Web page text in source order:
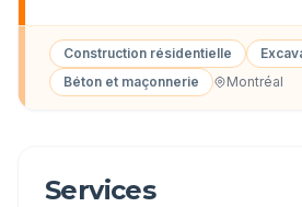
Construction résidentielle
Béton et maçonnerie
Montréal
Services